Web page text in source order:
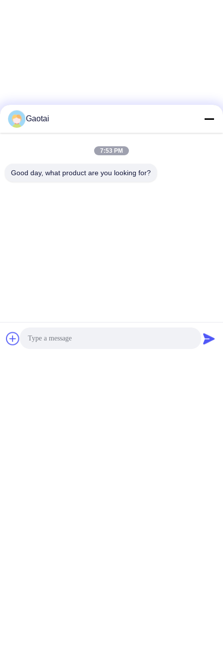
Gaotai
7:53 PM
Good day, what product are you looking for?